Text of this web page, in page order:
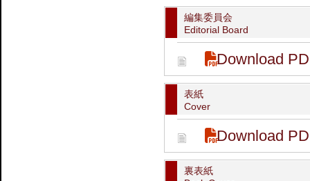
編集委員会
Editorial Board
Download
表紙
Cover
Download
裏表紙